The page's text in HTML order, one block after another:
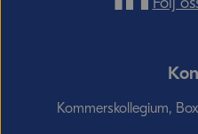
Kommerskollegium,